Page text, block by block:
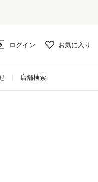
ログイン お気に入り
店舗検索